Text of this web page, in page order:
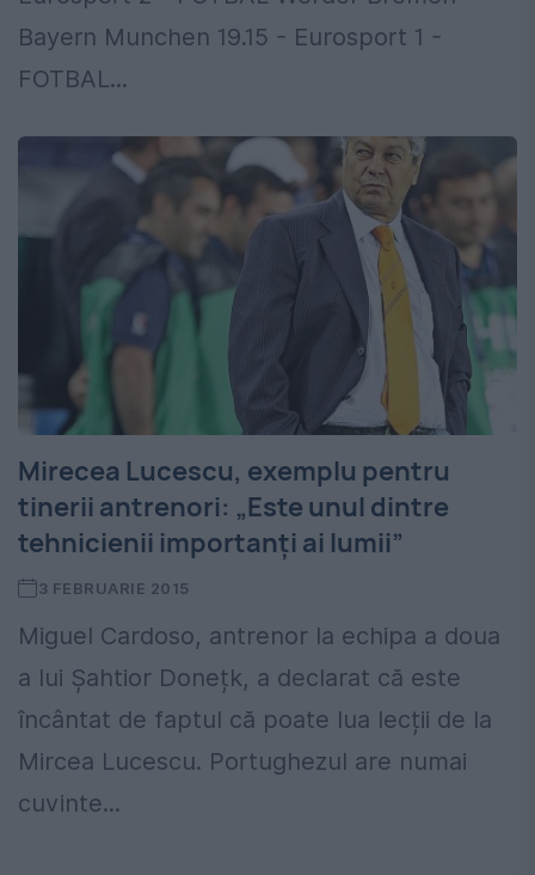
Bayern Munchen 19.15 - Eurosport 1 -
FOTBAL...
Mirecea Lucescu, exemplu pentru
tinerii antrenori: „Este unul dintre
tehnicienii importanţi ai lumii”
3 FEBRUARIE 2015
Miguel Cardoso, antrenor la echipa a doua
a lui Șahtior Donețk, a declarat că este
încântat de faptul că poate lua lecții de la
Mircea Lucescu. Portughezul are numai
cuvinte...